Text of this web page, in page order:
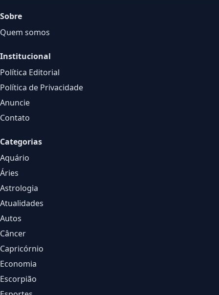
Sobre
Quem somos
Institucional
Política Editorial
Política de Privacidade
Anuncie
Contato
Categorias
Aquário
Áries
Astrologia
Atualidades
Autos
Câncer
Capricórnio
Economia
Escorpião